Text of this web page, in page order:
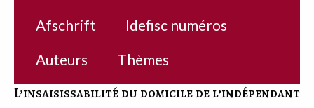
Afschrift
Idefisc numéros
Auteurs
Thèmes
L’insaisissabilité du domicile de l’indépendant